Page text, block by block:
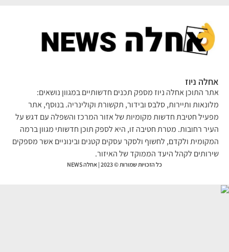
ניוז
התוכן אחלה ניוז מספק תכנים חדשותיים במגוון נושאים:
ותיירות, סלבס ובידור, תקשורת וקולינריה. בנוסף, אתר
חטיבת חדשות מקומיות של אזור המרכז והשפלה עם דגש על
רחובות. מטרת חטיבה זו, היא לספק תוכן חדשותי מגוון ברמה
ולקדם, לחשוף ולסקר עסקים קטנים ובינוניים אשר מספקים
לקהל היעד הממוקד של האיזור.
כל הזכויות שמורות © 2023 | אחלה NEWS